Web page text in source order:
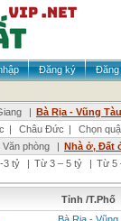
Đăng ký
Đăng
| Bà Rịa - Vũng Tàu
| Châu Đức |
Chọn
phòng | Nhà ở, Đất
3 tỷ | Từ 3 – 5 tỷ | Từ 5
Tỉnh /T.Phố